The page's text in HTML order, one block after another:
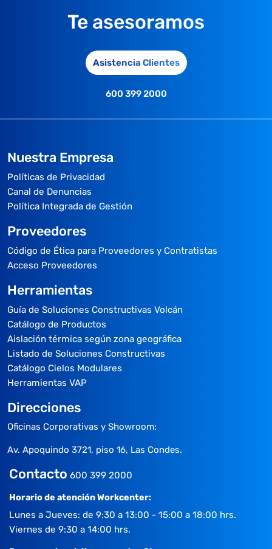
Te asesoramos
Asistencia Clientes
600 399 2000
Nuestra Empresa
Políticas de Privacidad
Canal de Denuncias
Política Integrada de Gestión
Proveedores
Código de Ética para Proveedores y Contratistas
Acceso Proveedores
Herramientas
Guía de Soluciones Constructivas Volcán
Catálogo de Productos
Aislación térmica según zona geográfica
Listado de Soluciones Constructivas
Catálogo Cielos Modulares
Herramientas VAP
Direcciones
Oficinas Corporativas y Showroom:
Av. Apoquindo 3721, piso 16, Las Condes.
Contacto 600 399 2000
Horario de atención Workcenter:
Lunes a Jueves: de 9:30 a 13:00 - 15:00 a 18:00 hrs.
Viernes de 9:30 a 14:00 hrs.